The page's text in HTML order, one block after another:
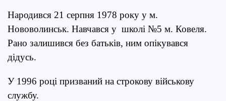
Народився 21 серпня 1978 року у м.
Нововолинськ. Навчався у школі №5 м. Ковеля.
Рано залишився без батьків, ним опікувався
дідусь.
У 1996 році призваний на строкову військову
службу.